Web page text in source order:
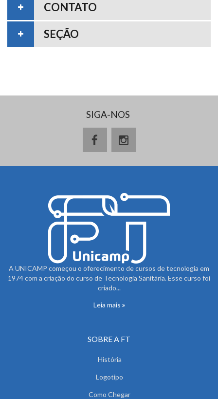
CONTATO
SEÇÃO
SIGA-NOS
A UNICAMP começou o oferecimento de cursos de tecnologia em
1974 com a criação do curso de Tecnologia Sanitária. Esse curso foi
criado...
Leia mais
SOBRE A FT
História
Logotipo
Como Chegar